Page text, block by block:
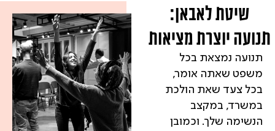
שיטת לאבאן:
תנועה יוצרת מציאות
תנועה נמצאת בכל
משפט שאתה אומר,
בכל צעד שאת הולכת
במשרד, במקצב
הנשימה שלך. וכמובן